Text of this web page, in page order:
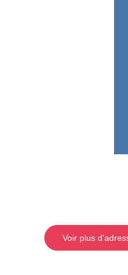
Voir plus